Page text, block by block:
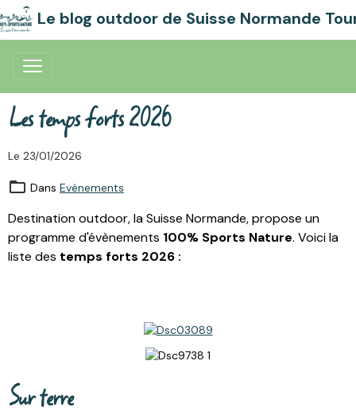
Le blog outdoor de Suisse Normande
Les temps forts 2026
Le 23/01/2026
Dans Evènements
Destination outdoor, la Suisse Normande, propose un
programme d'évènements 100% Sports Nature. Voici la
liste des temps forts 2026 :
Sur terre